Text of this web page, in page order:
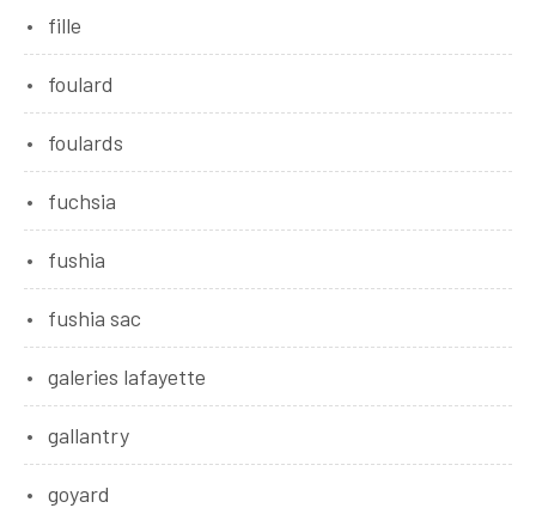
fille
foulard
foulards
fuchsia
fushia
fushia sac
galeries lafayette
gallantry
goyard